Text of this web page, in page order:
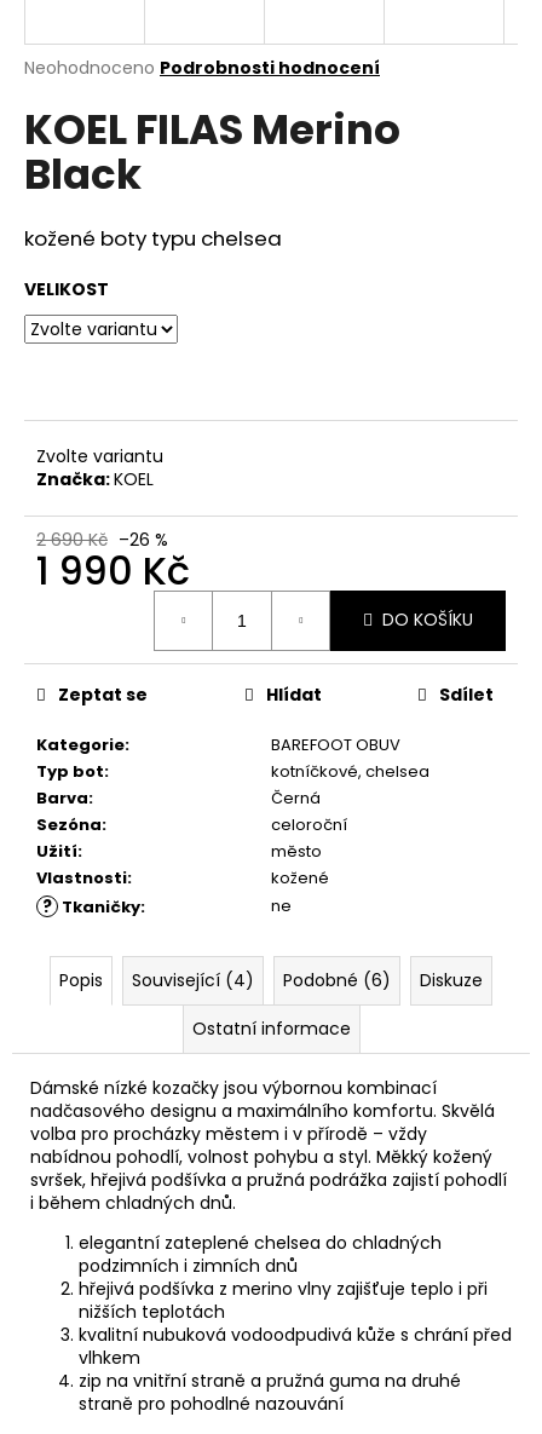
Průměrné
produktu
je
0,0
hvězdiček.
Neohodnoceno Podrobnosti hodnocení
KOEL FILAS Merino
Black
kožené boty typu chelsea
VELIKOST
Zvolte variantu
Značka:KOEL
2 690 Kč –26 %
1 990 Kč
DO KOŠÍKU
Kategorie:
BAREFOOT OBUV
Typ bot:
kotníčkové, chelsea
Barva:
Černá
Sezóna:
celoroční
Užití:
město
Vlastnosti: kožené
? Tkaničky: ne
Zeptat se Hlídat Sdílet
Popis Související (4) Podobné (6)
Diskuze
Ostatní informace
Dámské nízké kozačky jsou výbornou kombinací
nadčasového designu a maximálního komfortu. Skvělá
volba pro procházky městem i v přírodě – vždy
nabídnou pohodlí, volnost pohybu a styl. Měkký kožený
svršek, hřejivá podšívka a pružná podrážka zajistí pohodlí
i během chladných dnů.
elegantní zateplené chelsea do chladných
podzimních i zimních dnů
hřejivá podšívka z merino vlny zajišťuje teplo i při
nižších teplotách
kvalitní nubuková vodoodpudivá kůže s chrání před
vlhkem
zip na vnitřní straně a pružná guma na druhé
straně pro pohodlné nazouvání
j
t
?
o
o
u
č
RUSTIC
CREAM
75ML
239
Kč